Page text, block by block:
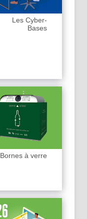
Les Cyber-
Bases
Bornes à verre